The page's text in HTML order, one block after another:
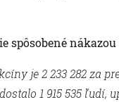
spôsobené
je 2 233 282 za
1 915 535 ľudí,